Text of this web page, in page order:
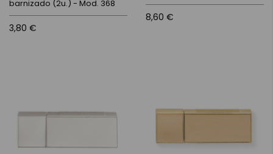
barnizado (2u.) - Mod. 368
3,80 €
8,60 €